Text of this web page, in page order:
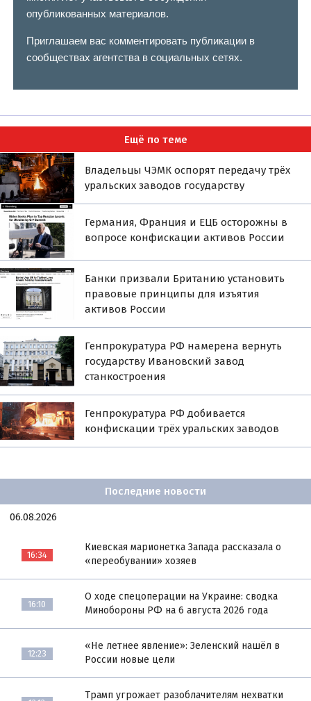
опубликованных материалов.
Приглашаем вас комментировать публикации в
сообществах агентства в социальных сетях.
Ещё по теме
Владельцы ЧЭМК оспорят передачу трёх
уральских заводов государству
Германия, Франция и ЕЦБ осторожны в
вопросе конфискации активов России
Банки призвали Британию установить
правовые принципы для изъятия
активов России
Генпрокуратура РФ намерена вернуть
государству Ивановский завод
станкостроения
Генпрокуратура РФ добивается
конфискации трёх уральских заводов
Последние новости
06.08.2026
16:34
Киевская марионетка Запада рассказала о
«переобувании» хозяев
16:10
О ходе спецоперации на Украине: сводка
Минобороны РФ на 6 августа 2026 года
12:23
«Не летнее явление»: Зеленский нашёл в
России новые цели
Трамп угрожает разоблачителям нехватки